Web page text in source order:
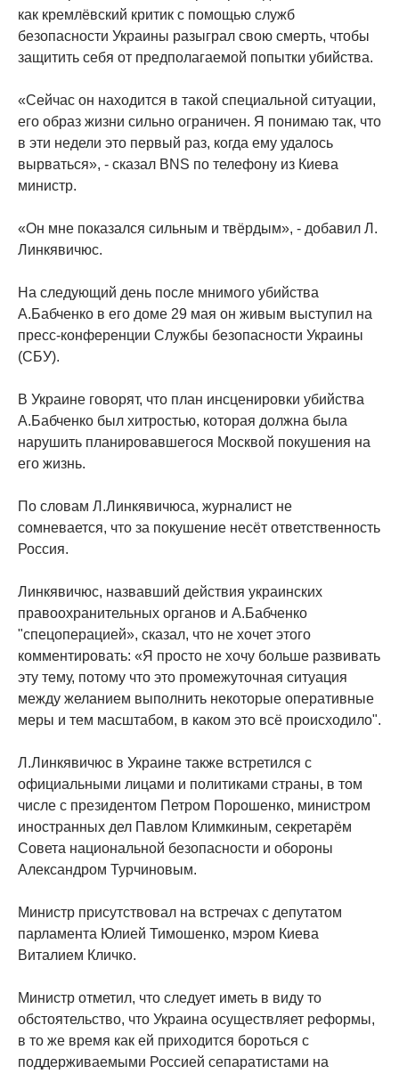
как кремлёвский критик с помощью служб
безопасности Украины разыграл свою смерть, чтобы
защитить себя от предполагаемой попытки убийства.
«Сейчас он находится в такой специальной ситуации,
его образ жизни сильно ограничен. Я понимаю так, что
в эти недели это первый раз, когда ему удалось
вырваться», - сказал BNS по телефону из Киева
министр.
«Он мне показался сильным и твёрдым», - добавил Л.
Линкявичюс.
На следующий день после мнимого убийства
А.Бабченко в его доме 29 мая он живым выступил на
пресс-конференции Службы безопасности Украины
(СБУ).
В Украине говорят, что план инсценировки убийства
А.Бабченко был хитростью, которая должна была
нарушить планировавшегося Москвой покушения на
его жизнь.
По словам Л.Линкявичюса, журналист не
сомневается, что за покушение несёт ответственность
Россия.
Линкявичюс, назвавший действия украинских
правоохранительных органов и А.Бабченко
"спецоперацией», сказал, что не хочет этого
комментировать: «Я просто не хочу больше развивать
эту тему, потому что это промежуточная ситуация
между желанием выполнить некоторые оперативные
меры и тем масштабом, в каком это всё происходило".
Л.Линкявичюс в Украине также встретился с
официальными лицами и политиками страны, в том
числе с президентом Петром Порошенко, министром
иностранных дел Павлом Климкиным, секретарём
Совета национальной безопасности и обороны
Александром Турчиновым.
Министр присутствовал на встречах с депутатом
парламента Юлией Тимошенко, мэром Киева
Виталием Кличко.
Министр отметил, что следует иметь в виду то
обстоятельство, что Украина осуществляет реформы,
в то же время как ей приходится бороться с
поддерживаемыми Россией сепаратистами на